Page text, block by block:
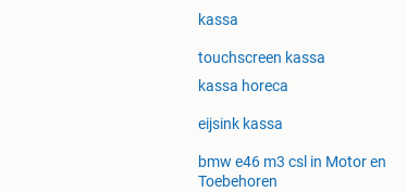
kassa
touchscreen kassa
kassa horeca
eijsink kassa
bmw e46 m3 csl in Motor en
Toebehoren